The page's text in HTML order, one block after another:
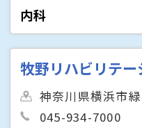
内科
牧野リハビリテ
神奈川県横浜市
045-934-7000